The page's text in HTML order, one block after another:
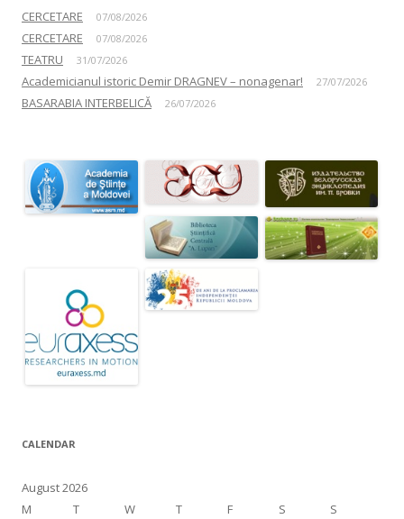
CERCETARE 07/08/2026
CERCETARE 07/08/2026
TEATRU 31/07/2026
Academicianul istoric Demir DRAGNEV – nonagenar! 27/07/2026
BASARABIA INTERBELICĂ 26/07/2026
CALENDAR
August 2026
M
T W T F S S